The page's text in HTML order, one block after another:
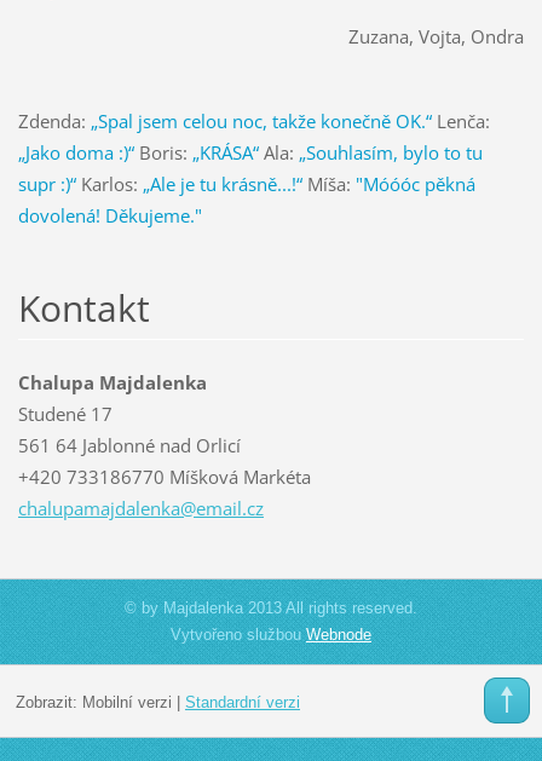
Zuzana, Vojta, Ondra
Zdenda: „Spal jsem celou noc, takže konečně OK.“Lenča:
„Jako doma :)“Boris: „KRÁSA“Ala: „Souhlasím, bylo to tu
supr :)“Karlos: „Ale je tu krásně...!“Míša: "Móóóc pěkná
dovolená! Děkujeme."
Kontakt
Chalupa Majdalenka
Studené 17
561 64 Jablonné nad Orlicí
+420 733186770 Míšková Markéta
chalupamajdalenka@email.cz
© by Majdalenka 2013 All rights reserved.
Vytvořeno službouWebnode
Zobrazit: Mobilní verzi Standardní verzi